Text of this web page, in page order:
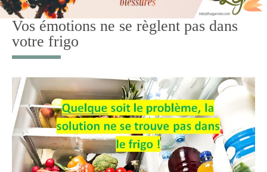
Vos émotions ne se règlent pas dans
votre frigo